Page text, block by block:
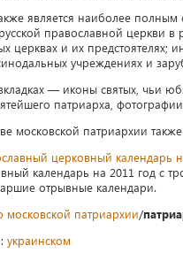
является наиболее
православной церкви
церквах и их
учреждениях и
— иконы святых, чьи
патриарха,
московской патриархии
церковный календарь
календарь на 2011 год с
отрывные календари.
московской патриархии/
украинском